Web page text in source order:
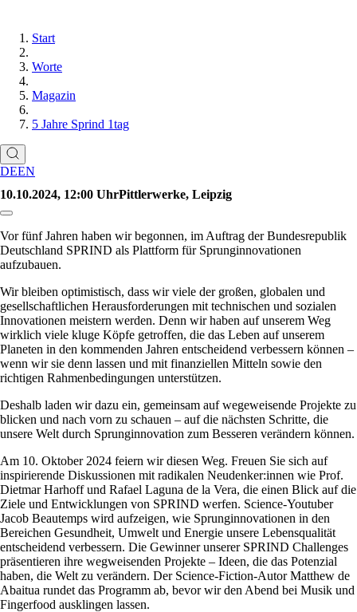
Start
Worte
Magazin
5 Jahre Sprind 1tag
DEEN
10.10.2024, 12:00 UhrPittlerwerke, Leipzig
Link zum Abschnitt kopieren:
Vor fünf Jahren haben wir begonnen, im Auftrag der Bundesrepublik
Deutschland SPRIND als Plattform für Sprunginnovationen
aufzubauen.
Wir bleiben optimistisch, dass wir viele der großen, globalen und
gesellschaftlichen Herausforderungen mit technischen und sozialen
Innovationen meistern werden. Denn wir haben auf unserem Weg
wirklich viele kluge Köpfe getroffen, die das Leben auf unserem
Planeten in den kommenden Jahren entscheidend verbessern können –
wenn wir sie denn lassen und mit finanziellen Mitteln sowie den
richtigen Rahmenbedingungen unterstützen.
Deshalb laden wir dazu ein, gemeinsam auf wegeweisende Projekte zu
blicken und nach vorn zu schauen – auf die nächsten Schritte, die
unsere Welt durch Sprunginnovation zum Besseren verändern können.
Am 10. Oktober 2024 feiern wir diesen Weg. Freuen Sie sich auf
inspirierende Diskussionen mit radikalen Neudenker:innen wie Prof.
Dietmar Harhoff und Rafael Laguna de la Vera, die einen Blick auf die
Ziele und Entwicklungen von SPRIND werfen. Science-Youtuber
Jacob Beautemps wird aufzeigen, wie Sprunginnovationen in den
Bereichen Gesundheit, Umwelt und Energie unsere Lebensqualität
entscheidend verbessern. Die Gewinner unserer SPRIND Challenges
präsentieren ihre wegweisenden Projekte – Ideen, die das Potenzial
haben, die Welt zu verändern. Der Science-Fiction-Autor Matthew de
Abaitua rundet das Programm ab, bevor wir den Abend bei Musik und
Fingerfood ausklingen lassen.